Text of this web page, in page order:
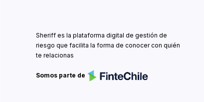
Sheriff es la plataforma digital de gestión de
riesgo que facilita la forma de conocer con quién
te relacionas
Somos parte de